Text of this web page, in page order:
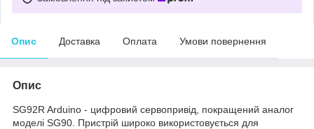
Опис Доставка Оплата Умови повернення
Опис
SG92R Arduino - цифровий сервопривід, покращений аналог
моделі SG90. Пристрій широко використовується для